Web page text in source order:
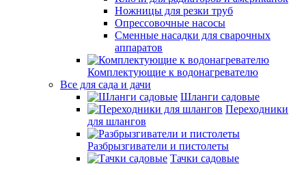
Ножницы для резки труб
Опрессовочные насосы
Сменные насадки для сварочных
аппаратов
Комплектующие к водонагревателю
Все для сада и дачи
Шланги садовые
Переходники
для шлангов
Разбрызгиватели и пистолеты
Тачки садовые